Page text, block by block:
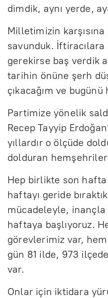
dimdik, aynı yerde,
Milletimizin karşısına
savunduk. İftiracılara
gerekirse baş verdik
tarihin önüne şerh
çıkacağım ve bugünü
Partimize yönelik
Recep Tayyip
yıllardır o ölçüde
dolduran
Hep birlikte son
haftayı geride
mücadeleyle, inançla
haftaya başlıyoruz.
görevlerimiz var, hem
gün 81 ilde, 973
var.
Onlar için iktidara